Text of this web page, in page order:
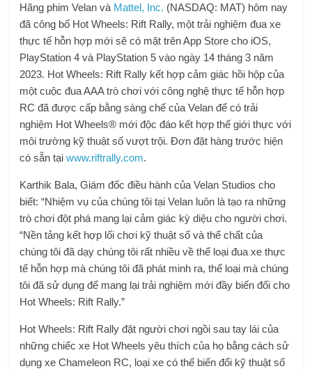
Hãng phim Velan và Mattel, Inc. (NASDAQ: MAT) hôm nay
đã công bố Hot Wheels: Rift Rally, một trải nghiệm đua xe
thực tế hỗn hợp mới sẽ có mặt trên App Store cho iOS,
PlayStation 4 và PlayStation 5 vào ngày 14 tháng 3 năm
2023. Hot Wheels: Rift Rally kết hợp cảm giác hồi hộp của
một cuộc đua AAA trò chơi với công nghệ thực tế hỗn hợp
RC đã được cấp bằng sáng chế của Velan để có trải
nghiệm Hot Wheels® mới độc đáo kết hợp thế giới thực với
môi trường kỹ thuật số vượt trội. Đơn đặt hàng trước hiện
có sẵn tại www.riftrally.com.
Karthik Bala, Giám đốc điều hành của Velan Studios cho
biết: “Nhiệm vụ của chúng tôi tại Velan luôn là tạo ra những
trò chơi đột phá mang lại cảm giác kỳ diệu cho người chơi.
“Nền tảng kết hợp lối chơi kỹ thuật số và thể chất của
chúng tôi đã dạy chúng tôi rất nhiều về thể loại đua xe thực
tế hỗn hợp mà chúng tôi đã phát minh ra, thể loại mà chúng
tôi đã sử dụng để mang lại trải nghiệm mới đầy biến đổi cho
Hot Wheels: Rift Rally.”
Hot Wheels: Rift Rally đặt người chơi ngồi sau tay lái của
những chiếc xe Hot Wheels yêu thích của họ bằng cách sử
dụng xe Chameleon RC, loại xe có thể biến đổi kỹ thuật số